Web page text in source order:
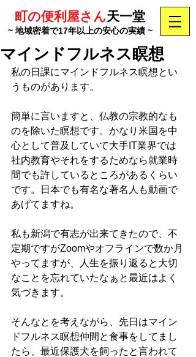
町の便利屋さん天一堂
~ 地域密着で17年以上の安心の実績 ~
マインドフルネス瞑想
私の日課にマインドフルネス瞑想とい
うものがあります。
簡単に言いますと、仏教の宗教的なも
のを除いた瞑想です。かなり米国を中
心として普及していて大手IT業界では
社内教育やそれをするためなら就業時
間でも許しているところがあるくらい
です。日本でも有名な著名人も動画で
あげてますね。
私も新潟で有志が出来てきたので、不
定期ですがZoomやオフラインで数か月
やってますが、人生を振り返ると大切
なことを忘れていたなぁと最近はよく
気づきます。
そんなとを考えながら、先日はマイン
ドフルネス瞑想仲間と食事をしてまし
たら、最近保護犬を飼ったと言われて